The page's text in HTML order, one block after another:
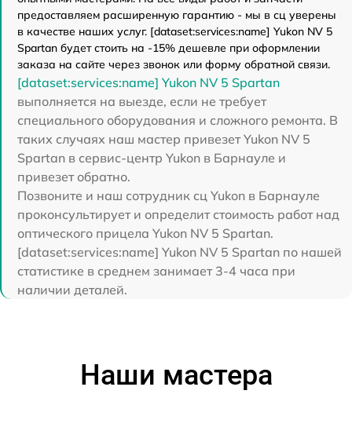
предоставляем расширенную гарантию - мы в сц уверены
в качестве наших услуг. [dataset:services:name] Yukon NV 5
Spartan будет стоить на -15% дешевле при оформлении
заказа на сайте через звонок или форму обратной связи.
[dataset:services:name] Yukon NV 5 Spartan
выполняется на выезде, если не требует
специального оборудования и сложного ремонта. В
таких случаях наш мастер привезет Yukon NV 5
Spartan в сервис-центр Yukon в Барнауле и
привезет обратно.
Позвоните и наш сотрудник сц Yukon в Барнауле
проконсультирует и определит стоимость работ над
оптического прицела Yukon NV 5 Spartan.
[dataset:services:name] Yukon NV 5 Spartan по нашей
статистике в среднем занимает 3-4 часа при
наличии деталей.
Наши мастера